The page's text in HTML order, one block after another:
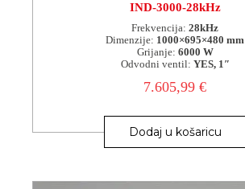
IND-3000-28kHz
Frekvencija: 28kHz
Dimenzije: 1000×695×480 mm
Grijanje: 6000 W
Odvodni ventil: YES, 1″
7.605,99€
Dodaj u košaricu